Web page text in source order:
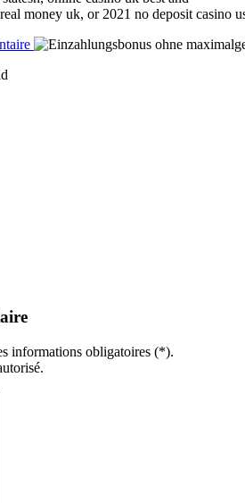
money uk, or 2021 no deposit casino
informations obligatoires (*).